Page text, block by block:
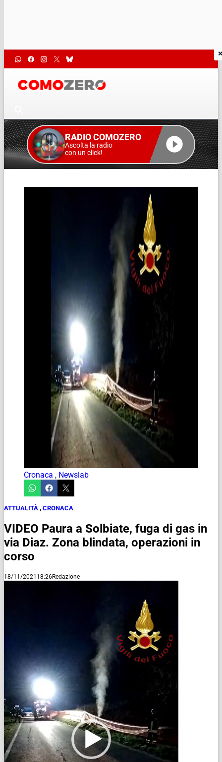
RADIO COMOZERO
Ascolta la radio
con un click!
Cronaca , Newslab
ATTUALITÀ , CRONACA
VIDEO Paura a Solbiate, fuga di gas in
via Diaz. Zona blindata, operazioni in
corso
18/11/2021 18:26Redazione